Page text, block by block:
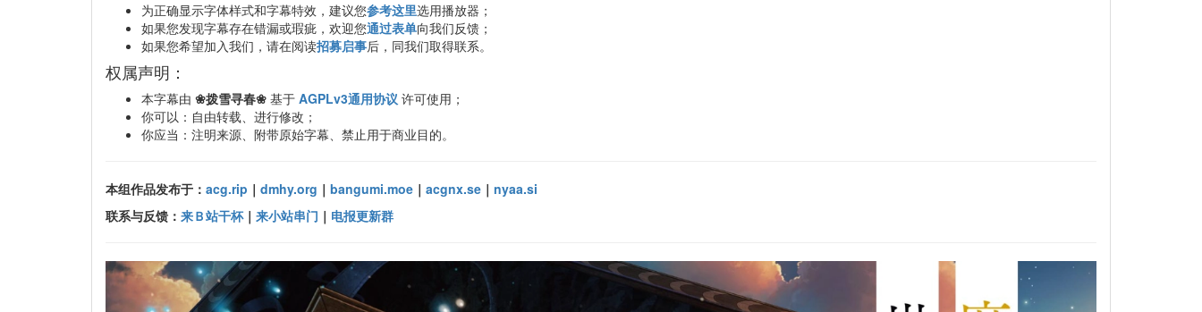
为正确显示字体样式和字幕特效，建议您参考这里选用播放器；
如果您发现字幕存在错漏或瑕疵，欢迎您通过表单向我们反馈；
如果您希望加入我们，请在阅读招募启事后，同我们取得联系。
权属声明：
本字幕由 ❀拨雪寻春❀ 基于 AGPLv3通用协议 许可使用；
你可以：自由转载、进行修改；
你应当：注明来源、附带原始字幕、禁止用于商业目的。
本组作品发布于： acg.rip ｜ dmhy.org ｜ bangumi.moe ｜ acgnx.se ｜ nyaa.si
联系与反馈： 来Ｂ站干杯｜ 来小站串门 ｜ 电报更新群